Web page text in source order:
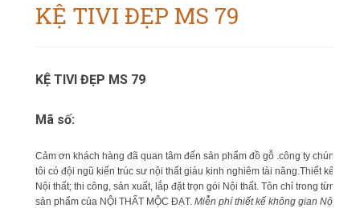
KỆ TIVI ĐẸP MS 79
KỆ TIVI ĐẸP MS 79
Mã số:
Cảm ơn khách hàng đã quan tâm đến sản phẩm đồ gỗ .công ty chúng
tôi có đội ngũ kiến trúc sư nội thất giàu kinh nghiêm tài năng.Thiết kế
Nội thất; thi công, sản xuất, lắp đặt trọn gói Nội thất. Tôn chỉ trong từng
sản phẩm của NỘI THẤT MỘC ĐẠT. Miễn phí thiết kế không gian Nội